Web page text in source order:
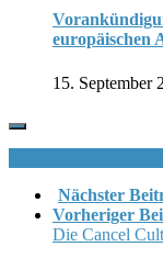
europäischen
15. September
Nächster
Vorheriger
Die Cancel